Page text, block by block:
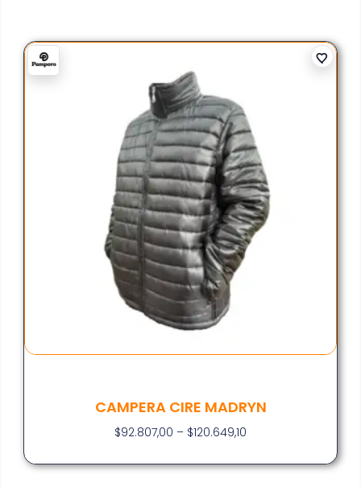
CAMPERA CIRE MADRYN
$92.807,00 – $120.649,10